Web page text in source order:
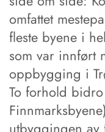
omfattet
fleste byene i
som var innført
oppbygging i
To forhold